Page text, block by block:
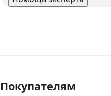
Покупателям